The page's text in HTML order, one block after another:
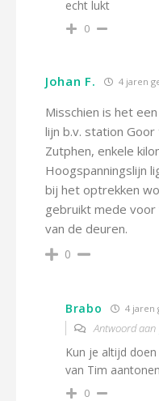
echt lukt
0
Johan F. 4 jaren
Misschien is het
lijn b.v. station
Zutphen, enkele
Hoogspanningslijn
bij het optrekken
gebruikt mede
van de deuren.
0
Brabo 4 jaren
Antwoord aan
Kun je altijd
van Tim
0